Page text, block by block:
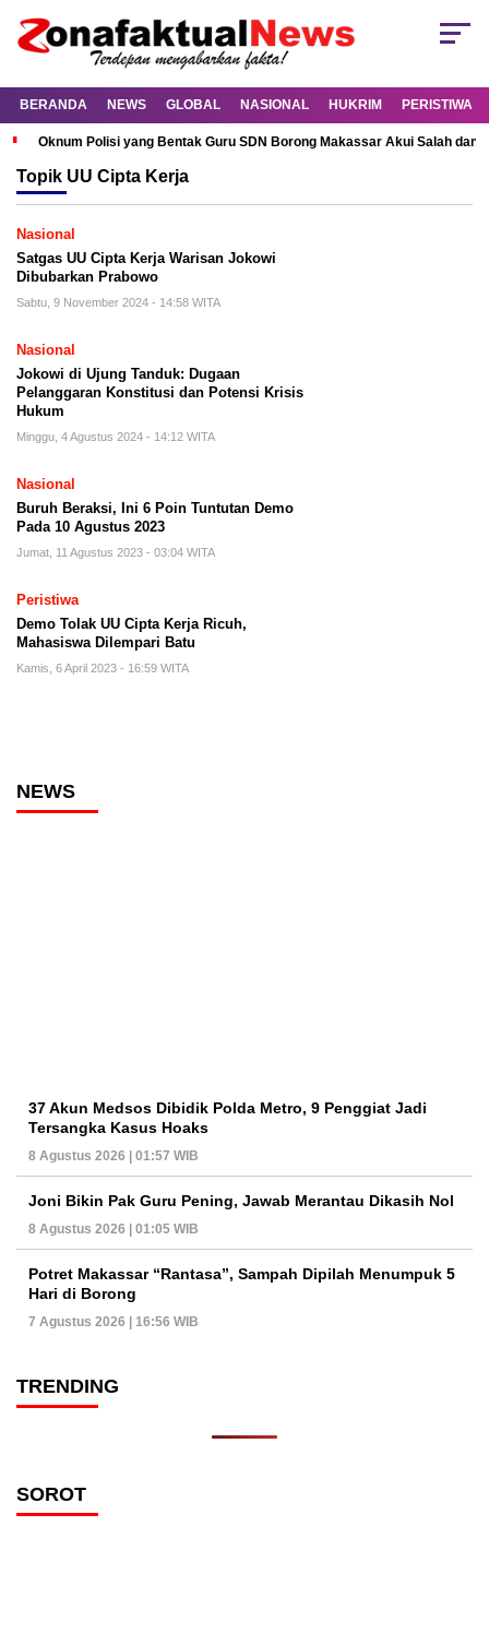
BERANDA NEWS GLOBAL NASIONAL HUKRIM PERISTIWA
Oknum Polisi yang Bentak Guru SDN Borong Makassar Akui Salah dan
Topik UU Cipta Kerja
Nasional
Satgas UU Cipta Kerja Warisan Jokowi
Dibubarkan Prabowo
Sabtu, 9 November 2024 - 14:58 WITA
Nasional
Jokowi di Ujung Tanduk: Dugaan
Pelanggaran Konstitusi dan Potensi Krisis
Hukum
Minggu, 4 Agustus 2024 - 14:12 WITA
Nasional
Buruh Beraksi, Ini 6 Poin Tuntutan Demo
Pada 10 Agustus 2023
Jumat, 11 Agustus 2023 - 03:04 WITA
Peristiwa
Demo Tolak UU Cipta Kerja Ricuh,
Mahasiswa Dilempari Batu
Kamis, 6 April 2023 - 16:59 WITA
NEWS
37 Akun Medsos Dibidik Polda Metro, 9 Penggiat Jadi
Tersangka Kasus Hoaks
8 Agustus 2026 | 01:57 WIB
Joni Bikin Pak Guru Pening, Jawab Merantau Dikasih Nol
8 Agustus 2026 | 01:05 WIB
Potret Makassar “Rantasa”, Sampah Dipilah Menumpuk 5
Hari di Borong
7 Agustus 2026 | 16:56 WIB
TRENDING
SOROT